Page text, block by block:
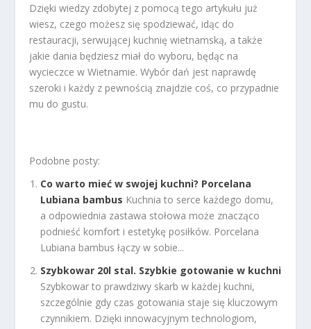
Dzięki wiedzy zdobytej z pomocą tego artykułu już
wiesz, czego możesz się spodziewać, idąc do
restauracji, serwującej kuchnię wietnamską, a także
jakie dania będziesz miał do wyboru, będąc na
wycieczce w Wietnamie. Wybór dań jest naprawdę
szeroki i każdy z pewnością znajdzie coś, co przypadnie
mu do gustu.
Podobne posty:
Co warto mieć w swojej kuchni? Porcelana
Lubiana bambus Kuchnia to serce każdego domu,
a odpowiednia zastawa stołowa może znacząco
podnieść komfort i estetykę posiłków. Porcelana
Lubiana bambus łączy w sobie...
Szybkowar 20l stal. Szybkie gotowanie w kuchni
Szybkowar to prawdziwy skarb w każdej kuchni,
szczególnie gdy czas gotowania staje się kluczowym
czynnikiem. Dzięki innowacyjnym technologiom,